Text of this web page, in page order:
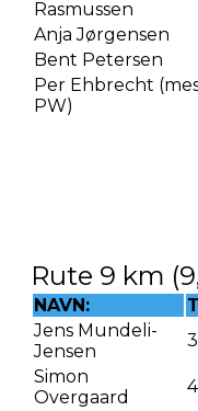
Rasmussen
Anja Jørgensen
Bent Petersen
Per Ehbrecht
PW)
Rute 9 km
NAVN:
Jens Mundeli-
Jensen
Simon
Overgaard